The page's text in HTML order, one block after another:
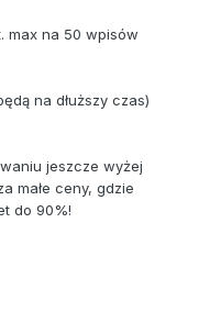
max na 50 wpisów
na dłuższy czas)
jeszcze wyżej
małe ceny, gdzie
do 90%!